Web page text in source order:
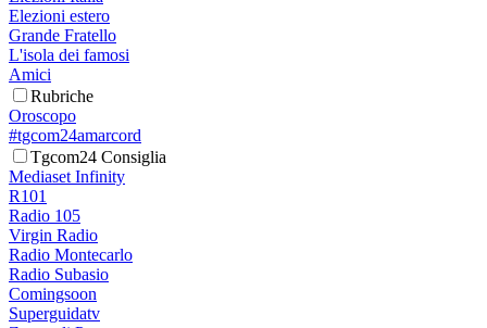
Elezioni estero
Grande Fratello
L'isola dei famosi
Amici
Rubriche
Oroscopo
#tgcom24amarcord
Tgcom24 Consiglia
Mediaset Infinity
R101
Radio 105
Virgin Radio
Radio Montecarlo
Radio Subasio
Comingsoon
Superguidatv